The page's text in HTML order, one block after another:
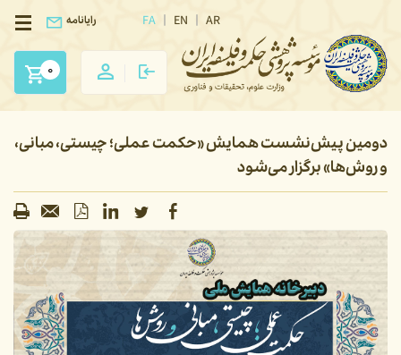
FA EN AR رایانامه
0
دومین پیش‌نشست همایش «حکمت عملی؛ چیستی، مبانی،
و روش‌ها» برگزار می‌شود